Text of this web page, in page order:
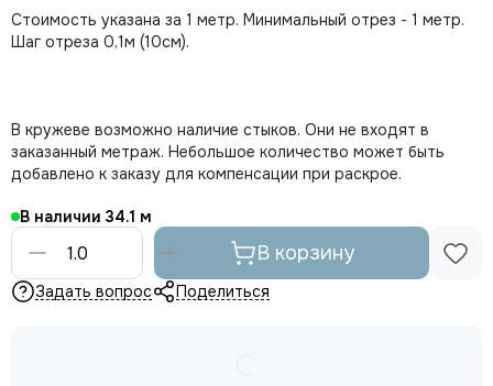
Стоимость указана за 1 метр. Минимальный отрез - 1 метр.
Шаг отреза 0,1м (10см).
В кружеве возможно наличие стыков. Они не входят в
заказанный метраж. Небольшое количество может быть
добавлено к заказу для компенсации при раскрое.
В наличии 34.1
В корзину
Задать вопрос Поделиться